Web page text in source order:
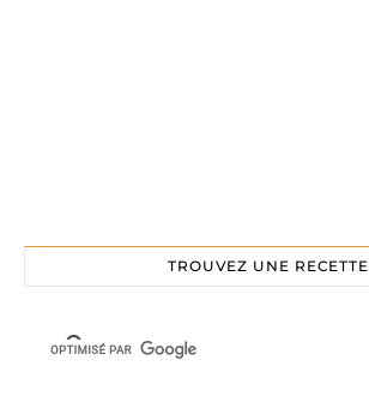
TROUVEZ UNE RECETTE